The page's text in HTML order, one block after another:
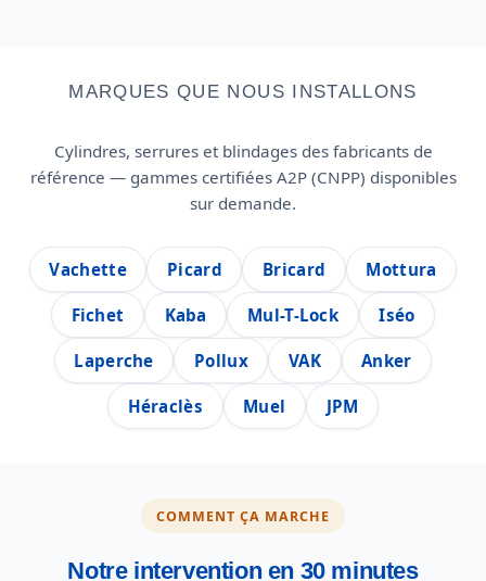
MARQUES QUE NOUS INSTALLONS
Cylindres, serrures et blindages des fabricants de
référence — gammes certifiées A2P (CNPP) disponibles
sur demande.
Vachette Picard Bricard Mottura
Fichet Kaba Mul-T-Lock Iséo
Laperche Pollux VAK Anker
Héraclès Muel JPM
COMMENT ÇA MARCHE
Notre intervention en 30 minutes